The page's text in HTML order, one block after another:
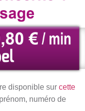
disponible sur cette
numéro de